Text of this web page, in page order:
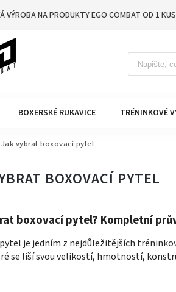
VÝROBA NA PRODUKTY EGO COMBAT OD 1
BOXERSKÉ RUKAVICE TRÉNINKOVÉ
Jak vybrat boxovací pytel
BOXOVACÍ PYTEL
boxovací pytel? Kompletní
je jedním z nejdůležitějších
se liší svou velikostí, hmotností,